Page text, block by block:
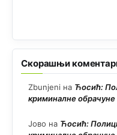
Скорашњи
Zbunjeni на Ћосић:
криминалне обрачуне
Јово на Ћосић: